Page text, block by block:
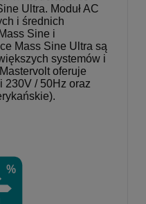
Ultra. Moduł AC
i średnich
Sine i
Mass Sine Ultra są
systemów i
oferuje
230V / 50Hz oraz